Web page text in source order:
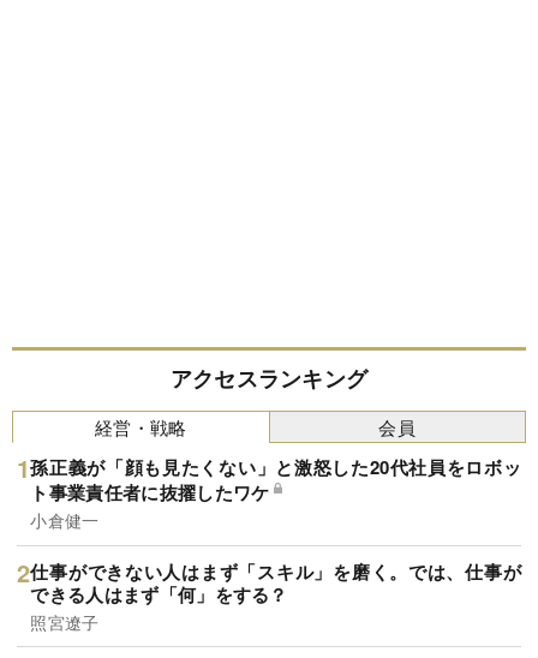
アクセスランキング
経営・戦略
孫正義が「顔も見たくない」と激怒した20代社員をロボッ
ト事業責任者に抜擢したワケ
小倉健一
仕事ができない人はまず「スキル」を磨く。では、仕事が
できる人はまず「何」をする？
照宮遼子
会員